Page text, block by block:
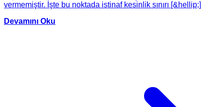
vermemiştir. İşte bu noktada istinaf kesinlik sınırı [&hellip;]
Devamını Oku